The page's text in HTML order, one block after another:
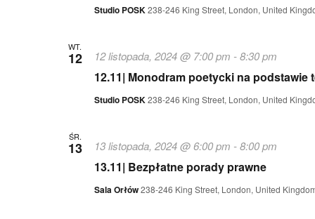
Studio POSK238-246 King Street, London, United
WT.
12
12.11| Monodram poetycki na podstawie
12 listopada, 2024 @ 7:00 pm -8:30 pm
Studio POSK238-246 King Street, London, United
ŚR.
13
13.11| Bezpłatne porady prawne
13 listopada, 2024 @ 6:00 pm -8:00 pm
Sala Orłów238-246 King Street, London, United